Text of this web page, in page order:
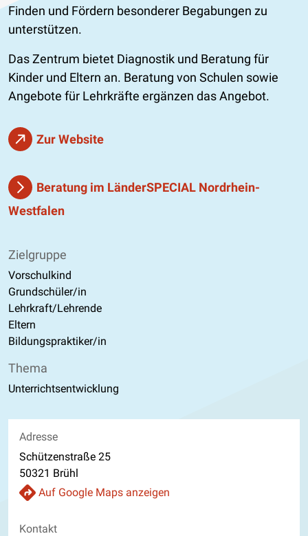
Finden und Fördern besonderer Begabungen zu
unterstützen.
Das Zentrum bietet Diagnostik und Beratung für
Kinder und Eltern an. Beratung von Schulen sowie
Angebote für Lehrkräfte ergänzen das Angebot.
Zur Website
Beratung im LänderSPECIAL Nordrhein-
Westfalen
Zielgruppe
Vorschulkind
Grundschüler/in
Lehrkraft/Lehrende
Eltern
Bildungspraktiker/in
Thema
Unterrichtsentwicklung
Adresse
Schützenstraße 25
50321 Brühl
Auf Google Maps anzeigen
Kontakt